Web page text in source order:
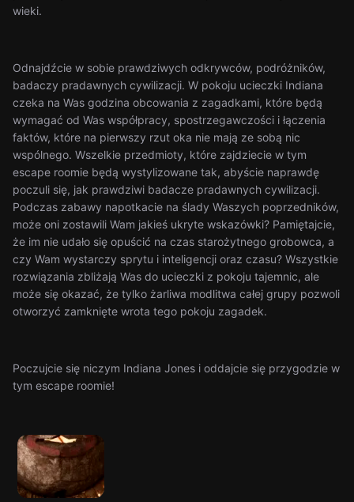
wieki.
Odnajdźcie w sobie prawdziwych odkrywców, podróżników,
badaczy pradawnych cywilizacji. W pokoju ucieczki Indiana
czeka na Was godzina obcowania z zagadkami, które będą
wymagać od Was współpracy, spostrzegawczości i łączenia
faktów, które na pierwszy rzut oka nie mają ze sobą nic
wspólnego. Wszelkie przedmioty, które zajdziecie w tym
escape roomie będą wystylizowane tak, abyście naprawdę
poczuli się, jak prawdziwi badacze pradawnych cywilizacji.
Podczas zabawy napotkacie na ślady Waszych poprzedników,
może oni zostawili Wam jakieś ukryte wskazówki? Pamiętajcie,
że im nie udało się opuścić na czas starożytnego grobowca, a
czy Wam wystarczy sprytu i inteligencji oraz czasu? Wszystkie
rozwiązania zbliżają Was do ucieczki z pokoju tajemnic, ale
może się okazać, że tylko żarliwa modlitwa całej grupy pozwoli
otworzyć zamknięte wrota tego pokoju zagadek.
Poczujcie się niczym Indiana Jones i oddajcie się przygodzie w
tym escape roomie!